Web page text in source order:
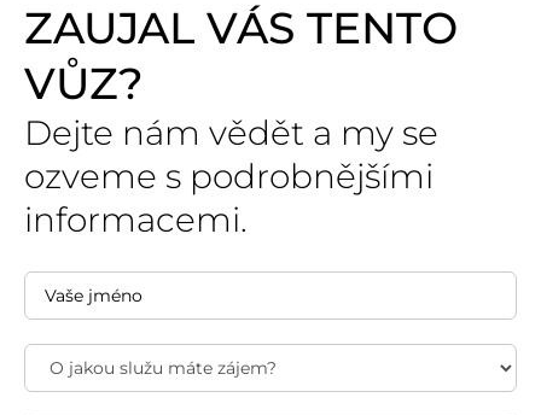
ZAUJAL VÁS TENTO
VŮZ?
Dejte nám vědět a my se
ozveme s podrobnějšími
informacemi.